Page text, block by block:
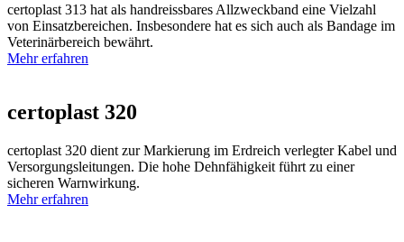
certoplast 313 hat als handreissbares Allzweckband eine Vielzahl
von Einsatzbereichen. Insbesondere hat es sich auch als Bandage im
Veterinärbereich bewährt.
Mehr erfahren
certoplast 320
certoplast 320 dient zur Markierung im Erdreich verlegter Kabel und
Versorgungsleitungen. Die hohe Dehnfähigkeit führt zu einer
sicheren Warnwirkung.
Mehr erfahren